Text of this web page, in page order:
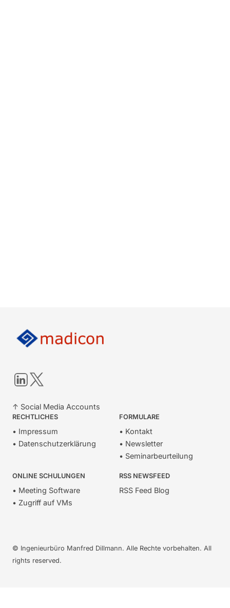
LinkedIn
Twitter
↑ Social Media Accounts
RECHTLICHES
• Impressum
• Datenschutzerklärung
FORMULARE
• Kontakt
• Newsletter
• Seminarbeurteilung
ONLINE SCHULUNGEN
• Meeting Software
• Zugriff auf VMs
RSS NEWSFEED
RSS Feed Blog
© Ingenieurbüro Manfred Dillmann. Alle Rechte vorbehalten. All
rights reserved.